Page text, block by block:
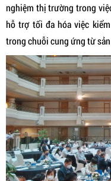
nghiệm thị trường trong
hỗ trợ tối đa hóa việc
trong chuỗi cung ứng từ